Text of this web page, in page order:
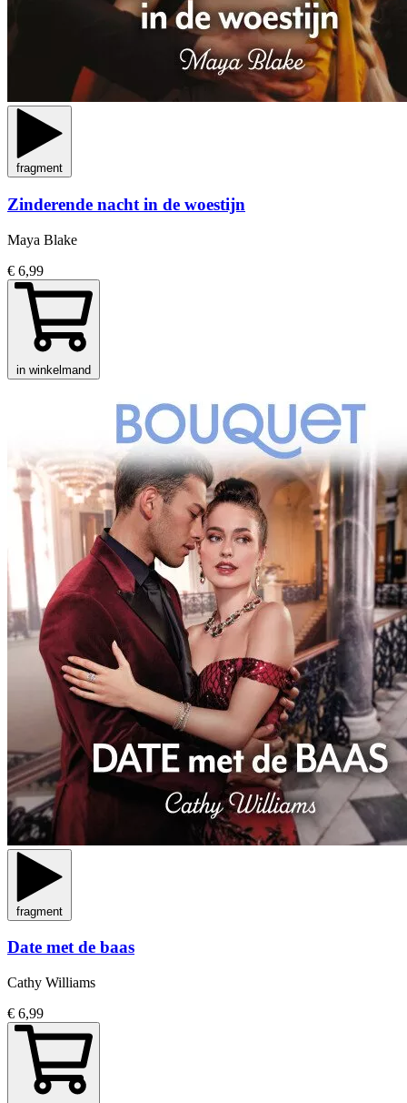
fragment
Zinderende nacht in de woestijn
Maya Blake
€ 6,99
in winkelmand
fragment
Date met de baas
Cathy Williams
€ 6,99